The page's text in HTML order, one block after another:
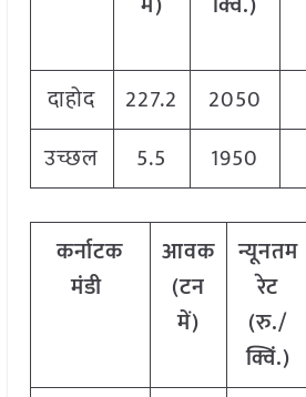
दाहोद
227.2 2050
उच्छल
5.5 1950
कर्नाटक
मंडी
आवक
(टन
में)
न्यूनतम
रेट
(रु./
क्विं.)